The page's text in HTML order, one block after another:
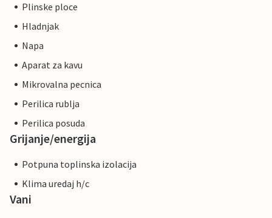
Plinske ploce
Hladnjak
Napa
Aparat za kavu
Mikrovalna pecnica
Perilica rublja
Perilica posuda
Grijanje/energija
Potpuna toplinska izolacija
Klima uredaj h/c
Vani